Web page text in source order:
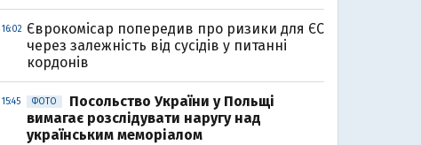
16:02 Єврокомісар попередив про ризики для ЄС
через залежність від сусідів у питанні
кордонів
15:45 ФОТО
Посольство України у Польщі
вимагає розслідувати наругу над
українським меморіалом